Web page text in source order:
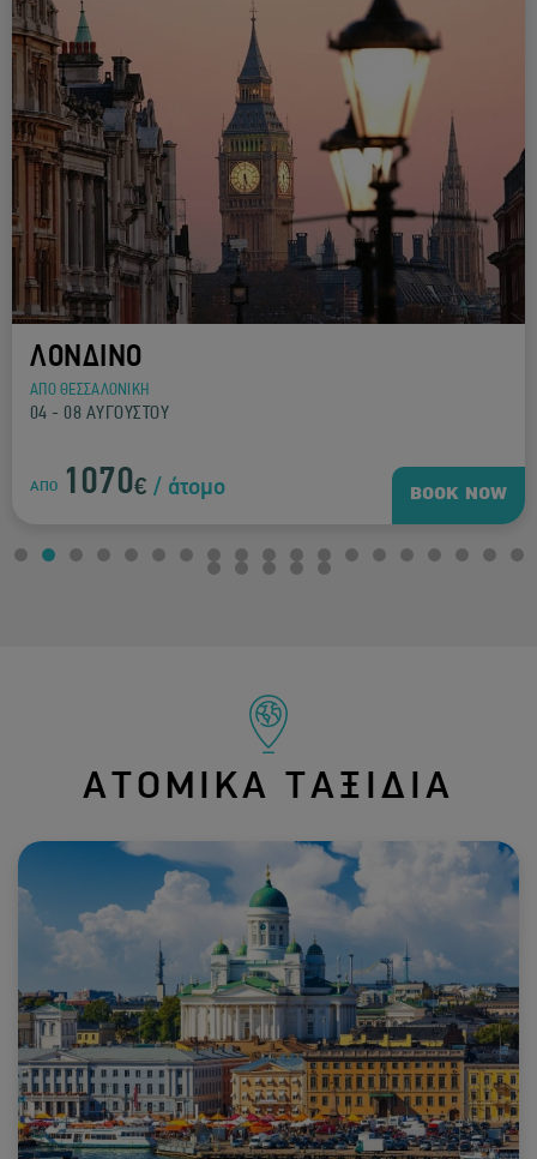
BOOK NOW
ΛΟΝΔΙΝΟ
ΑΠΟ ΘΕΣΣΑΛΟΝΙΚΗ
04 - 08 ΑΥΓΟΥΣΤΟΥ
ΑΠΟ 1070€ / άτομο
ΑΤΟΜΙΚΑ ΤΑΞΙΔΙΑ